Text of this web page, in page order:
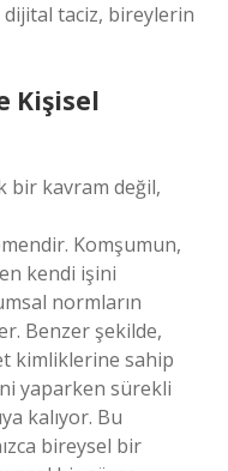
taciz, bireylerin
Kişisel
bir kavram değil,
Komşumun,
kendi işini
normların
Benzer şekilde,
kimliklerine sahip
yaparken sürekli
kalıyor. Bu
bireysel bir